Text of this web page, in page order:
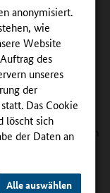
anonymisiert.
wie
Website
des
unseres
der
Das Cookie
löscht sich
der Daten an
Alle auswählen
Schlecker aus Ulm
„Geprüfter
und
für Smart Home
InnoVET-
Workshop in Bonn
und SiA-NRW.